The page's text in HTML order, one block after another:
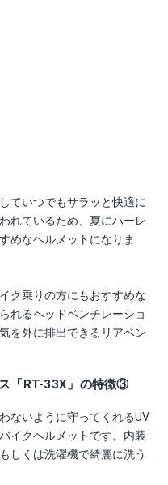
ていつでもサラッと快適に
れているため、夏にハーレ
めなヘルメットになりま
ク乗りの方にもおすすめな
れるヘッドベンチレーショ
を外に排出できるリアベン
「RT-33X」の特徴③
ないように守ってくれるUV
イクヘルメットです。内装
しくは洗濯機で綺麗に洗う